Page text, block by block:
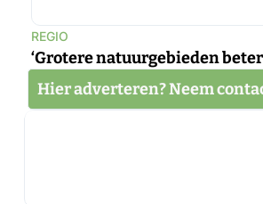
REGIO
‘Grotere natuurgebieden
Hier adverteren? Neem